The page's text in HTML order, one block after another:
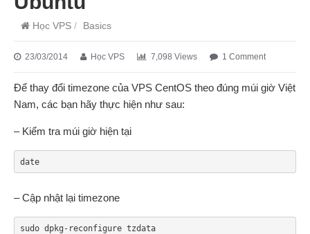
Học VPS / Basics
23/03/2014 Học VPS 7,098 Views 1 Comment
Để thay đổi timezone của VPS CentOS theo đúng múi giờ Việt
Nam, các bạn hãy thực hiện như sau:
– Kiểm tra múi giờ hiện tại
date
– Cập nhật lại timezone
sudo dpkg-reconfigure tzdata